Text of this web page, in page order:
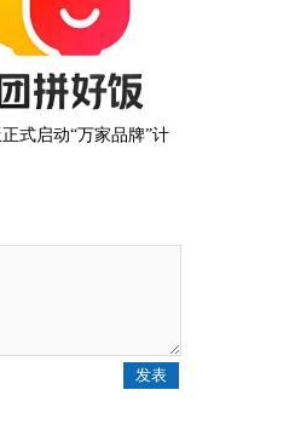
式启动“万家品牌”计